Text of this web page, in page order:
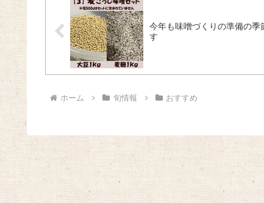
今年も味噌づくりの準備の季
す
ホーム 旬情報 おすすめ